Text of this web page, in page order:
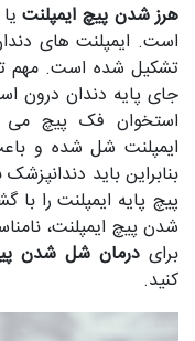
هرز شدن پیچ ایمپلنت
است. ایمپلنت های
تشکیل شده است. مهم
جای پایه دندان درون
استخوان فک پیچ می
ایمپلنت شل شده و
بنابراین باید
پیچ پایه ایمپلنت را
شدن پیچ ایمپلنت،
برای درمان شل شدن
کنید.